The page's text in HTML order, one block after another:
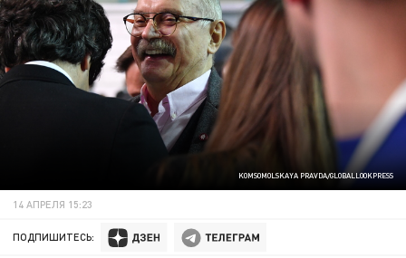
KOMSOMOLSKAYA PRAVDA/GLOBALLOOKPRESS
14 АПРЕЛЯ 15:23
ПОДПИШИТЕСЬ: